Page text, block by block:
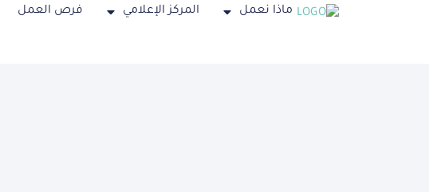
ماذا نعمل المركز الإعلامي فرص العمل